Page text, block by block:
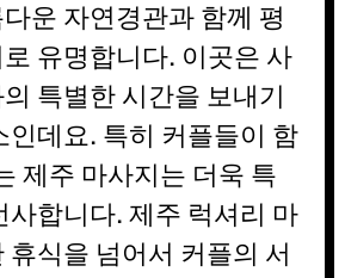
운 자연경관과 함께 평
유명합니다. 이곳은 사
특별한 시간을 보내기
인데요. 특히 커플들이 함
제주 마사지는 더욱 특
사합니다. 제주 럭셔리 마
휴식을 넘어서 커플의 서